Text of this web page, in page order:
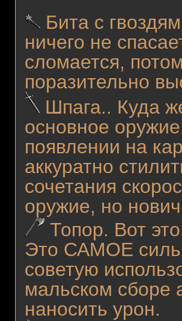
Бита с
ничего не
сломается,
поразительно
Шпага.. Куда
основное
появлении на
аккуратно
сочетания
оружие, но
Топор. Вот
Это САМОЕ
советую
мальском сборе
наносить урон.